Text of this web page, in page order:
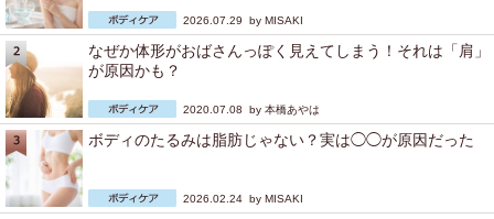
2026.07.29 by MISAKI
なぜか体形がおばさんっぽく見えてしまう！それは「肩」
が原因かも？
2020.07.08 by 本橋あやは
ボディのたるみは脂肪じゃない？実は◯◯が原因だった
2026.02.24 by MISAKI